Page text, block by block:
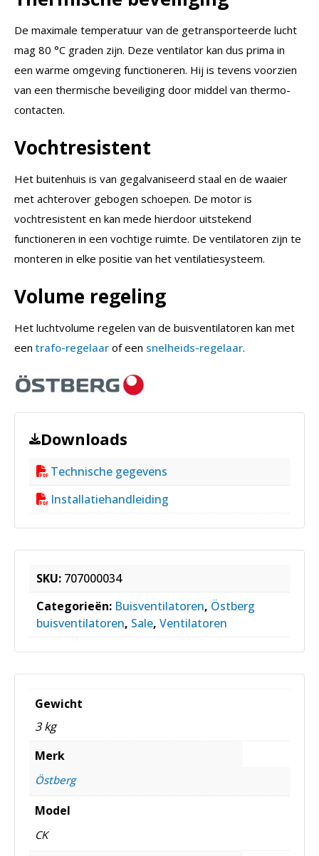
De maximale temperatuur van de getransporteerde lucht
mag 80 °C graden zijn. Deze ventilator kan dus prima in
een warme omgeving functioneren. Hij is tevens voorzien
van een thermische beveiliging door middel van thermo-
contacten.
Vochtresistent
Het buitenhuis is van gegalvaniseerd staal en de waaier
met achterover gebogen schoepen. De motor is
vochtresistent en kan mede hierdoor uitstekend
functioneren in een vochtige ruimte. De ventilatoren zijn te
monteren in elke positie van het ventilatiesysteem.
Volume regeling
Het luchtvolume regelen van de buisventilatoren kan met
een trafo-regelaar of een snelheids-regelaar.
Downloads
Technische gegevens
Installatiehandleiding
SKU: 707000034
Categorieën: Buisventilatoren, Östberg
buisventilatoren, Sale, Ventilatoren
Gewicht
3 kg
Merk
Östberg
Model
CK